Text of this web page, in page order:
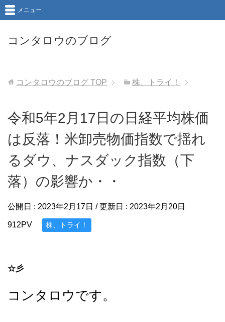
コンタロウのブログ
メニュー
コンタロウのブログ TOP 株、トライ！
令和5年2月17日の日経平均株価
は反落！米卸売物価指数で揺れ
るダウ、ナスダック指数（下
落）の影響か・・
公開日 : 2023年2月17日 / 更新日 : 2023年2月20日
912PV 株、トライ！
☆彡
コンタロウです。